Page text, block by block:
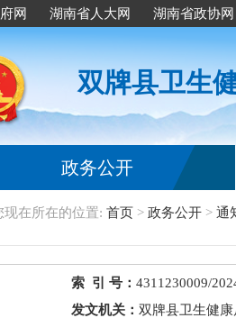
网 湖南省人大网 湖南省政协网
双牌县卫生
政务公开
现在所在的位置: 首页 > 政务公开 > 通
索 引 号：4311230009/
发文机关：双牌县卫生健康